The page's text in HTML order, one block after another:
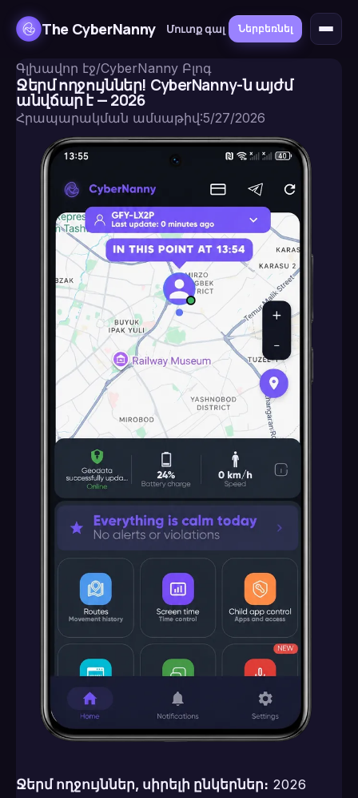
The CyberNanny Մուտք գալ Ներբեռնել
Գլխավոր էջ/CyberNanny Բլոգ
Ջերմ ողջույններ! CyberNanny-ն այժմ
անվճար է — 2026
Հրապարակման ամսաթիվ:5/27/2026
Ջերմ ողջույններ, սիրելի ընկերներ։ 2026